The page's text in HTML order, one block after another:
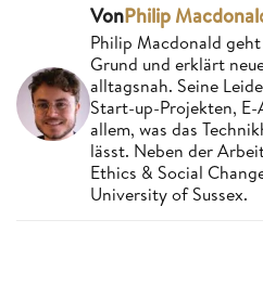
VonPhilip
Philip Macdonald
Grund und erklärt
alltagsnah. Seine
Start-up-Projekten,
allem, was das
lässt. Neben der
Ethics & Social
University of Sussex.